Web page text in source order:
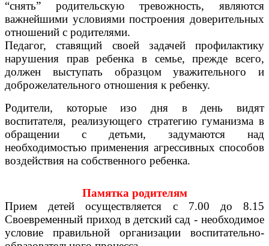
“снять” родительскую тревожность, являются
важнейшими условиями построения доверительных
отношений с родителями.
Педагог, ставящий своей задачей профилактику
нарушения прав ребенка в семье, прежде всего,
должен выступать образцом уважительного и
доброжелательного отношения к ребенку.
Родители, которые изо дня в день видят
воспитателя, реализующего стратегию гуманизма в
обращении с детьми, задумаются над
необходимостью применения агрессивных способов
воздействия на собственного ребенка.
Памятка родителям
Прием детей осуществляется с 7.00 до 8.15
Своевременный приход в детский сад - необходимое
условие правильной организации воспитательно-